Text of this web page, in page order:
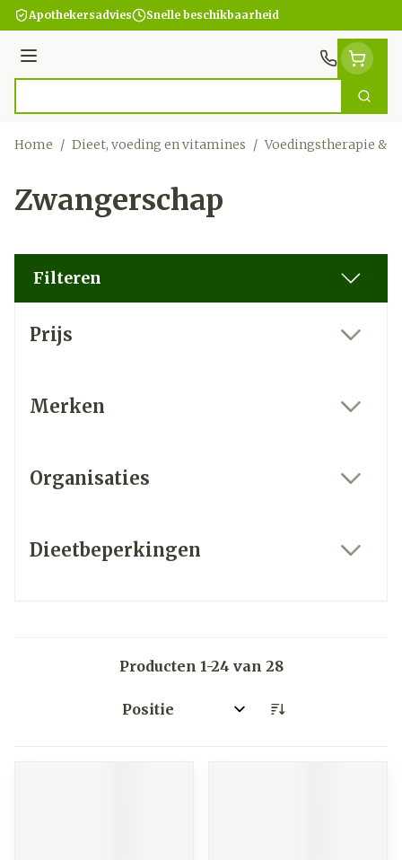
Ga naar de inhoud
Apothekersadvies Snelle beschikbaarheid
Menu
Zoek
Home / Dieet, voeding en vitamines / Voedingstherapie &
Zwangerschap
Filteren
Prijs
Merken
Organisaties
Dieetbeperkingen
Producten 1-24 van 28
Sorteer op: